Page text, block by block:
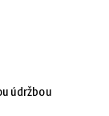
údržbou